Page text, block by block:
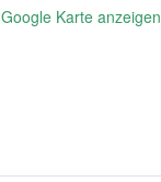
Google Karte anzeigen